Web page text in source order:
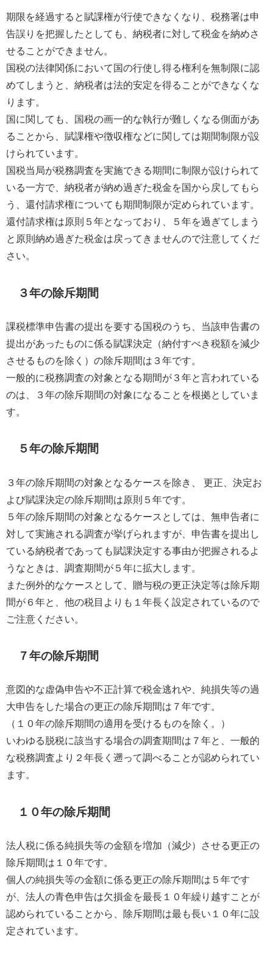
期限を経過すると賦課権が行使できなくなり、税務署は申
告誤りを把握したとしても、納税者に対して税金を納めさ
せることができません。
国税の法律関係において国の行使し得る権利を無制限に認
めてしまうと、納税者は法的安定を得ることができなくな
ります。
国に関しても、国税の画一的な執行が難しくなる側面があ
ることから、賦課権や徴収権などに関しては期間制限が設
けられています。
国税当局が税務調査を実施できる期間に制限が設けられて
いる一方で、納税者が納め過ぎた税金を国から戻してもら
う、還付請求権についても期間制限が定められています。
還付請求権は原則５年となっており、５年を過ぎてしまう
と原則納め過ぎた税金は戻ってきませんので注意してくだ
さい。
３年の除斥期間
課税標準申告書の提出を要する国税のうち、当該申告書の
提出があったものに係る賦課決定（納付すべき税額を減少
させるものを除く）の除斥期間は３年です。
一般的に税務調査の対象となる期間が３年と言われている
のは、３年の除斥期間の対象になることを根拠としていま
す。
５年の除斥期間
３年の除斥期間の対象となるケースを除き、 更正、決定お
よび賦課決定の除斥期間は原則５年です。
５年の除斥期間の対象となるケースとしては、無申告者に
対して実施される調査が挙げられますが、申告書を提出し
ている納税者であっても賦課決定する事由が把握されるよ
うなときは、調査期間が５年に拡大します。
また例外的なケースとして、贈与税の更正決定等は除斥期
間が６年と、他の税目よりも１年長く設定されているので
ご注意ください。
７年の除斥期間
意図的な虚偽申告や不正計算で税金逃れや、純損失等の過
大申告をした場合の更正の除斥期間は７年です。
（１０年の除斥期間の適用を受けるものを除く。）
いわゆる脱税に該当する場合の調査期間は７年と、一般的
な税務調査より２年長く遡って調べることが認められてい
ます。
１０年の除斥期間
法人税に係る純損失等の金額を増加（減少）させる更正の
除斥期間は１０年です。
個人の純損失等の金額に係る更正の除斥期間は５年です
が、法人の青色申告は欠損金を最長１０年繰り越すことが
認められていることから、除斥期間は最も長い１０年に設
定されています。